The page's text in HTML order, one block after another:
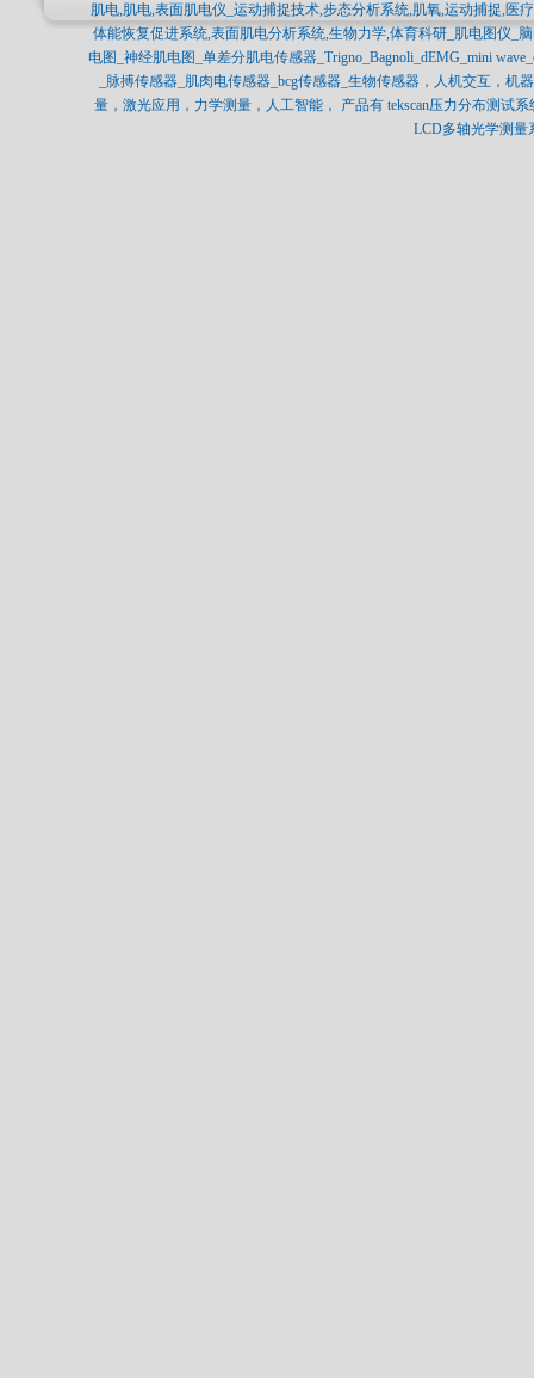
肌电,肌电,表面肌电仪_运动捕捉技术,步态分析系统,肌氧,运动捕捉,医
体能恢复促进系统,表面肌电分析系统,生物力学,体育科研_肌电图仪_
电图_神经肌电图_单差分肌电传感器_Trigno_Bagnoli_dEMG_mini
_脉搏传感器_肌肉电传感器_bcg传感器_生物传感器，人机交互，
量，激光应用，力学测量，人工智能， 产品有 tekscan压力分布测试
LCD多轴光学测量